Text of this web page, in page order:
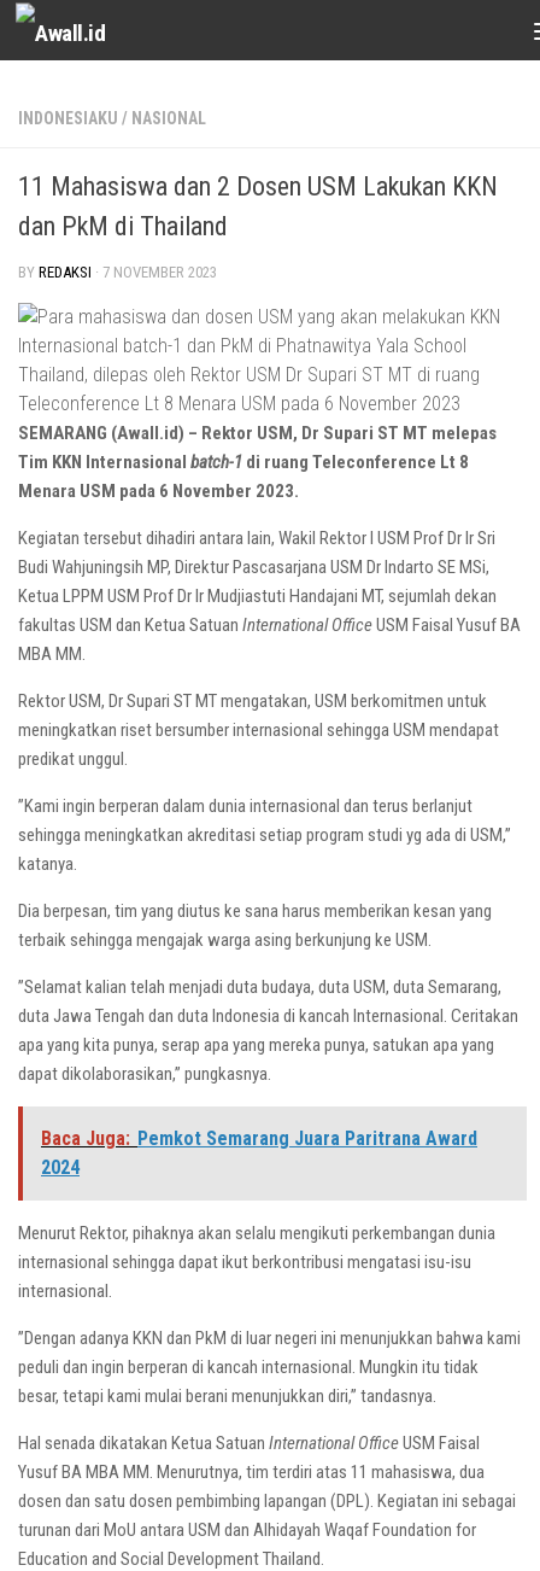
Skip to content
INDONESIAKU / NASIONAL
11 Mahasiswa dan 2 Dosen USM Lakukan KKN
dan PkM di Thailand
BY REDAKSI · 7 NOVEMBER 2023
SEMARANG (Awall.id) – Rektor USM, Dr Supari ST MT melepas
Tim KKN Internasional batch-1 di ruang Teleconference Lt 8
Menara USM pada 6 November 2023.
Kegiatan tersebut dihadiri antara lain, Wakil Rektor I USM Prof Dr Ir Sri
Budi Wahjuningsih MP, Direktur Pascasarjana USM Dr Indarto SE MSi,
Ketua LPPM USM Prof Dr Ir Mudjiastuti Handajani MT, sejumlah dekan
fakultas USM dan Ketua Satuan International OfficeUSM Faisal Yusuf BA
MBA MM.
Rektor USM, Dr Supari ST MT mengatakan, USM berkomitmen untuk
meningkatkan riset bersumber internasional sehingga USM mendapat
predikat unggul.
”Kami ingin berperan dalam dunia internasional dan terus berlanjut
sehingga meningkatkan akreditasi setiap program studi yg ada di USM,”
katanya.
Dia berpesan, tim yang diutus ke sana harus memberikan kesan yang
terbaik sehingga mengajak warga asing berkunjung ke USM.
”Selamat kalian telah menjadi duta budaya, duta USM, duta Semarang,
duta Jawa Tengah dan duta Indonesia di kancah Internasional. Ceritakan
apa yang kita punya, serap apa yang mereka punya, satukan apa yang
dapat dikolaborasikan,” pungkasnya.
Baca Juga: Pemkot Semarang Juara Paritrana Award
2024
Menurut Rektor, pihaknya akan selalu mengikuti perkembangan dunia
internasional sehingga dapat ikut berkontribusi mengatasi isu-isu
internasional.
”Dengan adanya KKN dan PkM di luar negeri ini menunjukkan bahwa kami
peduli dan ingin berperan di kancah internasional. Mungkin itu tidak
besar, tetapi kami mulai berani menunjukkan diri,” tandasnya.
Hal senada dikatakan Ketua Satuan International OfficeUSM Faisal
Yusuf BA MBA MM. Menurutnya, tim terdiri atas 11 mahasiswa, dua
dosen dan satu dosen pembimbing lapangan (DPL). Kegiatan ini sebagai
turunan dari MoU antara USM dan Alhidayah Waqaf Foundation for
Education and Social Development Thailand.